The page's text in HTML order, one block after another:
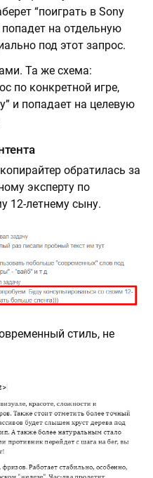
“поиграть в Sony
на отдельную
под этот запрос.
Та же схема:
по конкретной игре,
и попадает на целевую
обратилась за
эксперту по
12-летнему сыну.
стиль, не